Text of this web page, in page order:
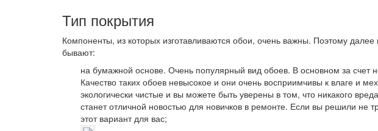
Тип покрытия
Компоненты, из которых изготавливаются обои, очень важны. Поэтому
бывают:
на бумажной основе. Очень популярный вид обоев. В основном за счет
Качество таких обоев невысокое и они очень восприимчивы к влаге и
экологически чистые и вы можете быть уверены в том, что никакого
станет отличной новостью для новичков в ремонте. Если вы решили не
этот вариант для вас;